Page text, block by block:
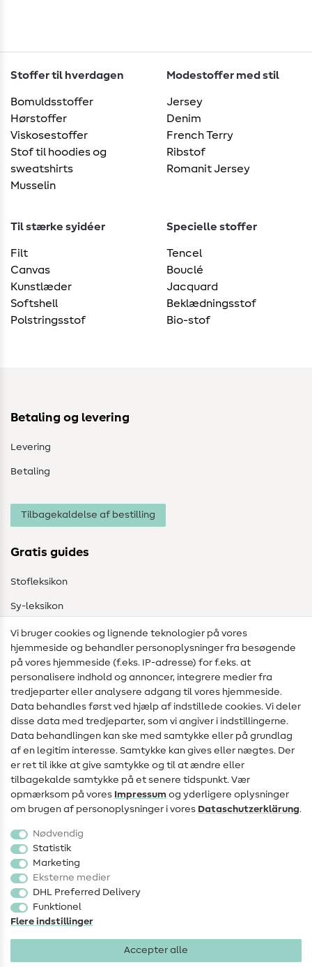
Stoffer til hverdagen
Bomuldsstoffer
Hørstoffer
Viskosestoffer
Stof til hoodies og
sweatshirts
Musselin
Modestoffer med stil
Jersey
Denim
French Terry
Ribstof
Romanit Jersey
Til stærke syidéer
Filt
Canvas
Kunstlæder
Softshell
Polstringsstof
Specielle stoffer
Tencel
Bouclé
Jacquard
Beklædningsstof
Bio-stof
Betaling og levering
Levering
Betaling
Tilbagekaldelse af bestilling
Gratis guides
Stofleksikon
Sy-leksikon
Syvejledninger
Hjælp & kontakt
Kontakt
Information om ændring af operatør
FAQ
Fortrydelsesret
Populært
Sytilbehør
Udsalg
Vi bruger cookies og lignende teknologier på vores
hjemmeside og behandler personoplysninger fra besøgende
på vores hjemmeside (f.eks. IP-adresse) for f.eks. at
personalisere indhold og annoncer, integrere medier fra
tredjeparter eller analysere adgang til vores hjemmeside.
Data behandles først ved hjælp af indstillede cookies. Vi deler
disse data med tredjeparter, som vi angiver i indstillingerne.
Data behandlingen kan ske med samtykke eller på grundlag
af en legitim interesse. Samtykke kan gives eller nægtes. Der
er ret til ikke at give samtykke og til at ændre eller
tilbagekalde samtykke på et senere tidspunkt. Vær
opmærksom på vores Impressum og yderligere oplysninger
om brugen af personoplysninger i vores Data­schutz­erklärung.
Nødvendig
Statistik
Marketing
Eksterne medier
DHL Preferred Delivery
Funktionel
Flere indstillinger
Accepter alle
Impressum
Databeskyttelse AGB